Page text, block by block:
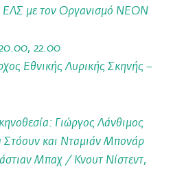
ΕΛΣ με τον Οργανισμό ΝΕΟΝ
22.00
Εθνικής Λυρικής Σκηνής –
Γιώργος Λάνθιμος
και Νταμιάν Μπονάρ
Μπαχ / Κνουτ Νίστεντ,